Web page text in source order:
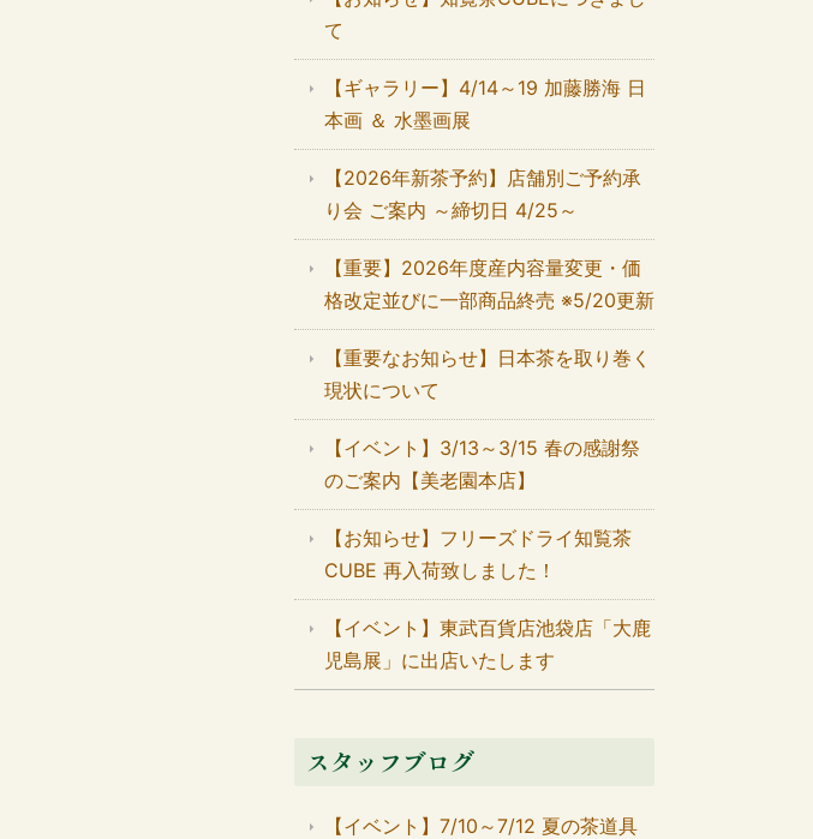
て
【ギャラリー】4/14～19 加藤勝海 日
本画 ＆ 水墨画展
【2026年新茶予約】店舗別ご予約承
り会 ご案内 ～締切日 4/25～
【重要】2026年度産内容量変更・価
格改定並びに一部商品終売 ※5/20更新
【重要なお知らせ】日本茶を取り巻く
現状について
【イベント】3/13～3/15 春の感謝祭
のご案内【美老園本店】
【お知らせ】フリーズドライ知覧茶
CUBE 再入荷致しました！
【イベント】東武百貨店池袋店「大鹿
児島展」に出店いたします
スタッフブログ
【イベント】7/10～7/12 夏の茶道具